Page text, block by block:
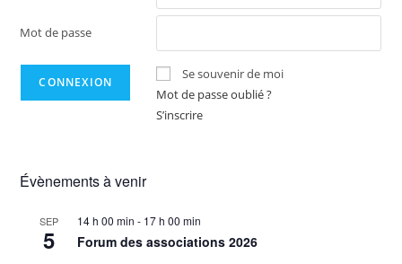
Mot de passe
Se souvenir de moi
Mot de passe oublié ?
S’inscrire
Évènements à venir
SEP
5
14 h 00 min - 17 h 00 min
Forum des associations 2026